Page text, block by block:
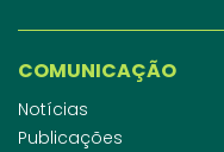
COMUNICAÇÃO
Notícias
Publicações